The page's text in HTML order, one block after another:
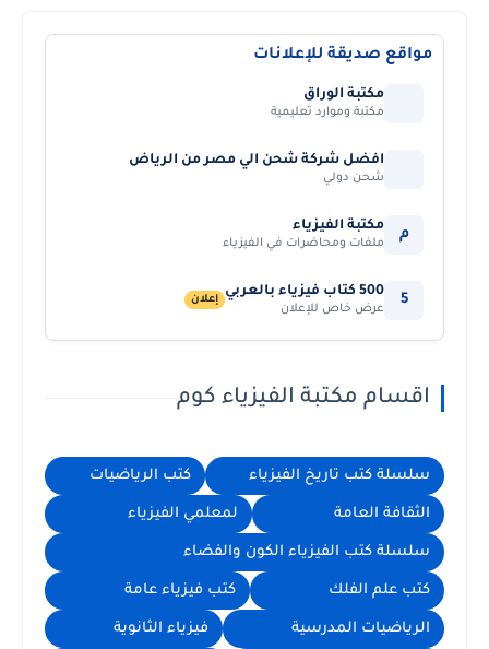
مواقع صديقة للإعلانات
مكتبة الوراق
مكتبة وموارد تعليمية
افضل شركة شحن الي مصر من الرياض
شحن دولي
م مكتبة الفيزياء
ملفات ومحاضرات في الفيزياء
5 500 كتاب فيزياء بالعربي
عرض خاص للإعلان
إعلان
اقسام مكتبة الفيزياء كوم
سلسلة كتب تاريخ الفيزياء كتب الرياضيات
الثقافة العامة لمعلمي الفيزياء
سلسلة كتب الفيزياء الكون والفضاء
كتب علم الفلك كتب فيزياء عامة
الرياضيات المدرسية فيزياء الثانوية